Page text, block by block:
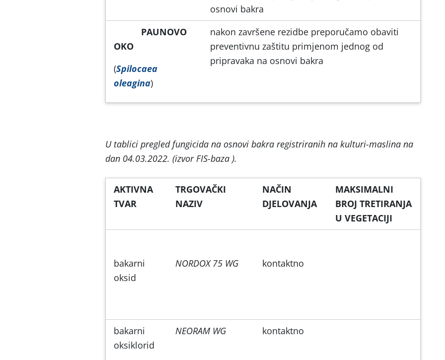
osnovi bakra
PAUNOVO
OKO
(Spilocaea
oleagina)
nakon završene rezidbe preporučamo obaviti
preventivnu zaštitu primjenom jednog od
pripravaka na osnovi bakra
U tablici pregled fungicida na osnovi bakra registriranih na kulturi-maslina na
dan 04.03.2022. (izvor FIS-baza ).
AKTIVNA
TVAR
TRGOVAČKI
NAZIV
NAČIN
DJELOVANJA
MAKSIMALNI
BROJ TRETIRANJA
U VEGETACIJI
bakarni
oksid
NORDOX 75 WG kontaktno
bakarni
oksiklorid
NEORAM WG kontaktno